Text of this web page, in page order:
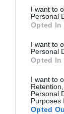
I want to
Personal
Opted In
I want to
Personal
Opted In
I want to
Personal
Purposes
Opted